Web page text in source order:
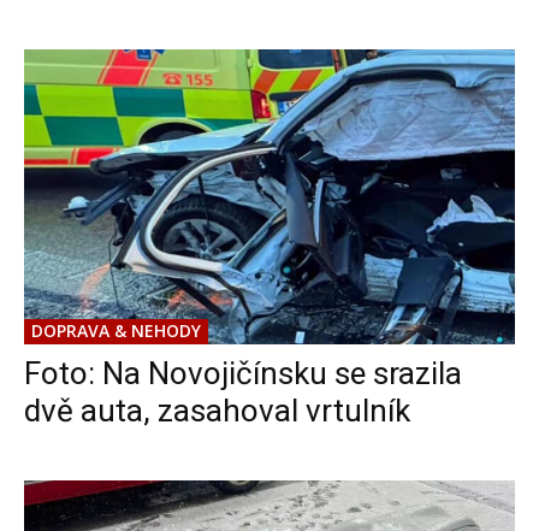
DOPRAVA & NEHODY
Foto: Na Novojičínsku se srazila
dvě auta, zasahoval vrtulník